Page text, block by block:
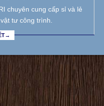
chuyên cung cấp sỉ và lẻ
tư công trình.